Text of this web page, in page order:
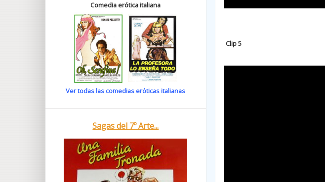
Clip 5
Comedia erótica italiana
Ver todas las comedias eróticas italianas
Sagas del 7º Arte...